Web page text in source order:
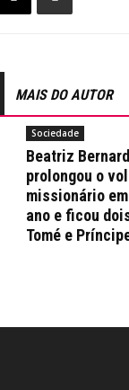
MAIS DO AUTOR
Sociedade
Beatriz
prolongou o
missionário
ano e ficou
Tomé e